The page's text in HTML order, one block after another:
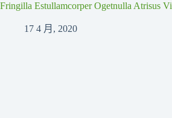
Fringilla Estullamcorper Ogetnulla Atrisus
17 4 月, 2020